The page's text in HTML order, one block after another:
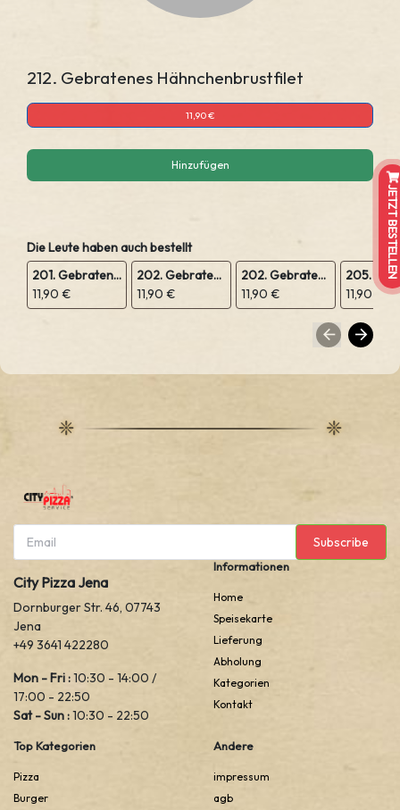
212. Gebratenes Hähnchenbrustfilet
11,90 €
Hinzufügen
Die Leute haben auch bestellt
201. Gebratene Nudeln
11,90 €
202. Gebratene Nudeln mit Gemüse
11,90 €
202. Gebratene Reis mit Gemüse
11,90 €
205.
11,90 €
Subscribe
City Pizza Jena
Dornburger Str. 46, 07743
Jena
+49 3641 422280
Mon - Fri :10:30 - 14:00 /
17:00 - 22:50
Sat - Sun :10:30 - 22:50
Informationen
Home
Speisekarte
Lieferung
Abholung
Kategorien
Kontakt
Top Kategorien
Pizza
Burger
Andere
impressum
agb
JETZT BESTELLEN